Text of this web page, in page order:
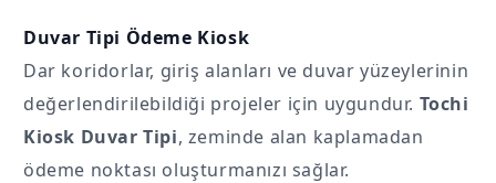
Duvar Tipi Ödeme Kiosk
Dar koridorlar, giriş alanları ve duvar yüzeylerinin
değerlendirilebildiği projeler için uygundur. Tochi
Kiosk Duvar Tipi, zeminde alan kaplamadan
ödeme noktası oluşturmanızı sağlar.